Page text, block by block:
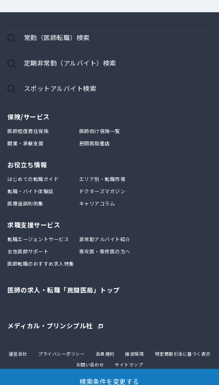
検索条件を変更する
常勤（医師転職）検索
定期非常勤（アルバイト）検索
スポットアルバイト検索
保険/サービス
医師賠償責任保険
医師向け保険一覧
開業・承継支援
民間医局書店
お役立ち情報
はじめての転職ガイド
エリア別・転職市場
転職・バイト体験談
ドクターズマガジン
医療過誤判例集
キャリアコラム
求職支援サービス
転職エージェントサービス
非常勤アルバイト紹介
女性医師サポート
専攻医・専修医の方へ
医師転職のおすすめ求人特集
医師の求人・転職「民間医局」トップ
メディカル・プリンシプル社
運営会社 プライバシーポリシー 会員規約 推奨環境
特定商取引法に基づく表示
お問い合わせ
サイトマップ
© 2017 MEDICAL PRINCIPLE CO., LTD.